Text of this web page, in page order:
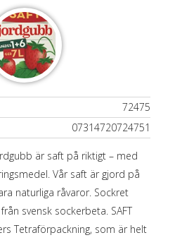
72475
07314720724751
är saft på riktigt – med
Vår saft är gjord på
naturliga råvaror. Sockret
svensk sockerbeta. SAFT
Tetraförpackning, som är helt